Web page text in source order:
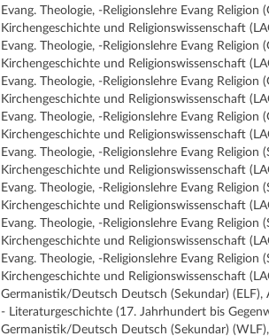
Evang. Theologie, -Religionslehre Evang
Kirchengeschichte und Religionswissenschaft
Evang. Theologie, -Religionslehre Evang
Kirchengeschichte und Religionswissenschaft
Evang. Theologie, -Religionslehre Evang
Kirchengeschichte und Religionswissenschaft
Evang. Theologie, -Religionslehre Evang
Kirchengeschichte und Religionswissenschaft
Evang. Theologie, -Religionslehre Evang
Kirchengeschichte und Religionswissenschaft
Evang. Theologie, -Religionslehre Evang
Kirchengeschichte und Religionswissenschaft
Evang. Theologie, -Religionslehre Evang
Kirchengeschichte und Religionswissenschaft
Evang. Theologie, -Religionslehre Evang
Kirchengeschichte und Religionswissenschaft
Germanistik/Deutsch Deutsch (Sekundar)
- Literaturgeschichte (17. Jahrhundert bis
Germanistik/Deutsch Deutsch (Sekundar)